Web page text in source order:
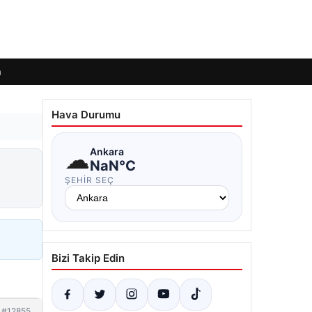
Hava Durumu
☁Ankara
NaN°C
ŞEHIR SEÇ
Bizi Takip Edin